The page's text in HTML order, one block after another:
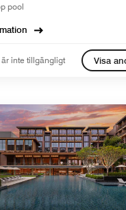
pool
är inte tillgängligt Visa